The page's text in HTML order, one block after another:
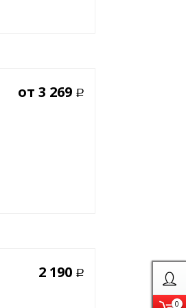
0
от 3 269 Р
2 190 Р